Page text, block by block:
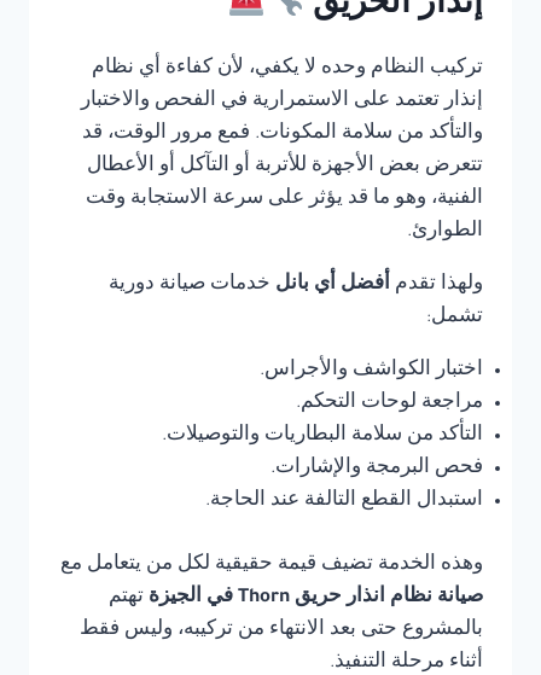
إنذار الحريق
تركيب النظام وحده لا يكفي، لأن كفاءة أي نظام
إنذار تعتمد على الاستمرارية في الفحص والاختبار
والتأكد من سلامة المكونات. فمع مرور الوقت، قد
تتعرض بعض الأجهزة للأتربة أو التآكل أو الأعطال
الفنية، وهو ما قد يؤثر على سرعة الاستجابة وقت
الطوارئ.
ولهذا تقدم أفضل أي بانل خدمات صيانة دورية
تشمل:
اختبار الكواشف والأجراس.
مراجعة لوحات التحكم.
التأكد من سلامة البطاريات والتوصيلات.
فحص البرمجة والإشارات.
استبدال القطع التالفة عند الحاجة.
وهذه الخدمة تضيف قيمة حقيقية لكل من يتعامل مع
صيانة نظام انذار حريق Thorn في الجيزة
تهتم
بالمشروع حتى بعد الانتهاء من تركيبه، وليس فقط
أثناء مرحلة التنفيذ.